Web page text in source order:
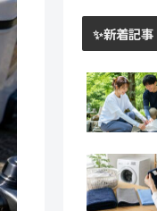
✨新着記事